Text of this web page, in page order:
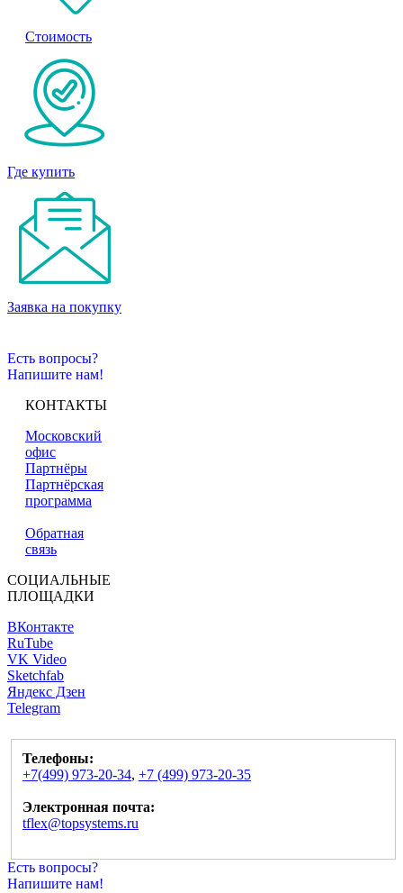
Стоимость
Где купить
Заявка на покупку
Есть вопросы?
Напишите нам!
КОНТАКТЫ
Московский
офис
Партнёры
Партнёрская
программа
Обратная
связь
СОЦИАЛЬНЫЕ
ПЛОЩАДКИ
ВКонтакте
RuTube
VK Video
Sketchfab
Яндекс Дзен
Telegram
Телефоны:
+7(499) 973-20-34, +7 (499) 973-20-35
Электронная почта:
tflex@topsystems.ru
Есть вопросы?
Напишите нам!